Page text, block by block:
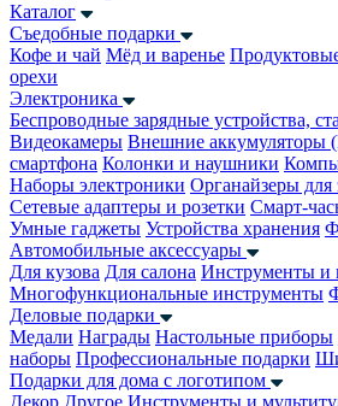
Каталог
Съедобные подарки
Кофе и чай Мёд и варенье
орехи
Электроника
Беспроводные зарядные устройства,
Видеокамеры Внешние аккумуляторы
смартфона Колонки и наушники
Наборы электроники Органайзеры для
Сетевые адаптеры и розетки Смарт-
Умные гаджеты Устройства хранения
Автомобильные аксессуары
Для кузова Для салона Инструменты и
Многофункциональные инструменты
Деловые подарки
Медали Награды Настольные приборы
наборы Профессиональные подарки
Подарки для дома с логотипом
Декор Другое Инструменты и